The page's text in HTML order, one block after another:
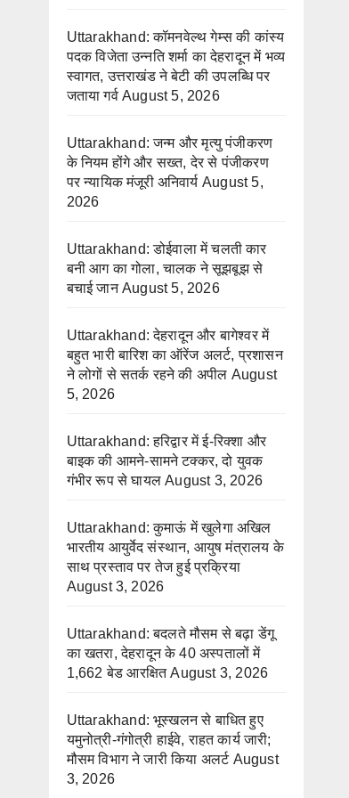
Uttarakhand: कॉमनवेल्थ गेम्स की कांस्य
पदक विजेता उन्नति शर्मा का देहरादून में भव्य
स्वागत, उत्तराखंड ने बेटी की उपलब्धि पर
जताया गर्व August 5, 2026
Uttarakhand: जन्म और मृत्यु पंजीकरण
के नियम होंगे और सख्त, देर से पंजीकरण
पर न्यायिक मंजूरी अनिवार्य August 5,
2026
Uttarakhand: डोईवाला में चलती कार
बनी आग का गोला, चालक ने सूझबूझ से
बचाई जान August 5, 2026
Uttarakhand: देहरादून और बागेश्वर में
बहुत भारी बारिश का ऑरेंज अलर्ट, प्रशासन
ने लोगों से सतर्क रहने की अपील August
5, 2026
Uttarakhand: हरिद्वार में ई-रिक्शा और
बाइक की आमने-सामने टक्कर, दो युवक
गंभीर रूप से घायल August 3, 2026
Uttarakhand: कुमाऊं में खुलेगा अखिल
भारतीय आयुर्वेद संस्थान, आयुष मंत्रालय के
साथ प्रस्ताव पर तेज हुई प्रक्रिया
August 3, 2026
Uttarakhand: बदलते मौसम से बढ़ा डेंगू
का खतरा, देहरादून के 40 अस्पतालों में
1,662 बेड आरक्षित August 3, 2026
Uttarakhand: भूस्खलन से बाधित हुए
यमुनोत्री-गंगोत्री हाईवे, राहत कार्य जारी;
मौसम विभाग ने जारी किया अलर्ट August
3, 2026